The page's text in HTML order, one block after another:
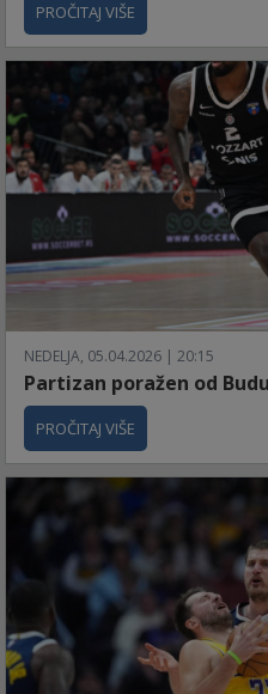
PROČITAJ VIŠE
NEDELJA, 05.04.2026 | 20:15
Partizan poražen od
PROČITAJ VIŠE